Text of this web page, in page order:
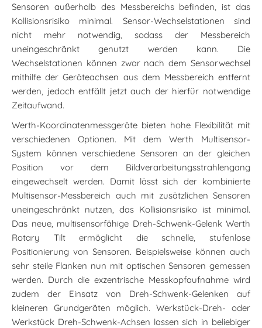
Sensoren außerhalb des Messbereichs befinden, ist das
Kollisionsrisiko minimal. Sensor-Wechselstationen sind
nicht mehr notwendig, sodass der Messbereich
uneingeschränkt genutzt werden kann. Die
Wechselstationen können zwar nach dem Sensorwechsel
mithilfe der Geräteachsen aus dem Messbereich entfernt
werden, jedoch entfällt jetzt auch der hierfür notwendige
Zeitaufwand.
Werth-Koordinatenmessgeräte bieten hohe Flexibilität mit
verschiedenen Optionen. Mit dem Werth Multisensor-
System können verschiedene Sensoren an der gleichen
Position vor dem Bildverarbeitungsstrahlengang
eingewechselt werden. Damit lässt sich der kombinierte
Multisensor-Messbereich auch mit zusätzlichen Sensoren
uneingeschränkt nutzen, das Kollisionsrisiko ist minimal.
Das neue, multisensorfähige Dreh-Schwenk-Gelenk Werth
Rotary Tilt ermöglicht die schnelle, stufenlose
Positionierung von Sensoren. Beispielsweise können auch
sehr steile Flanken nun mit optischen Sensoren gemessen
werden. Durch die exzentrische Messkopfaufnahme wird
zudem der Einsatz von Dreh-Schwenk-Gelenken auf
kleineren Grundgeräten möglich. Werkstück-Dreh- oder
Werkstück Dreh-Schwenk-Achsen lassen sich in beliebiger